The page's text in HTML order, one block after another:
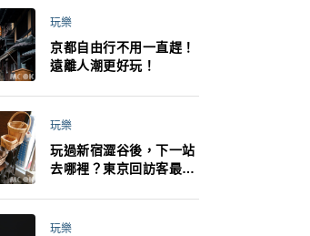
法！
玩樂
京都自由行不用一直趕！
遠離人潮更好玩！
玩樂
玩過新宿澀谷後，下一站
去哪裡？東京回訪客最推
玩樂